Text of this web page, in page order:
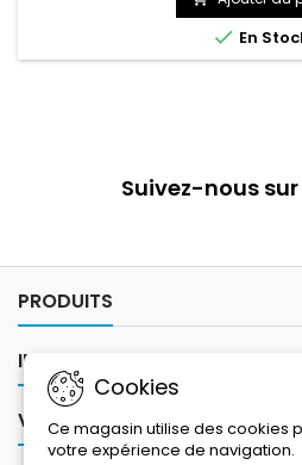
 En
Suivez-nous
PRODUITS
INFORMATIONS
VOTRE COMPTE
Cookies
Ce magasin utilise des cookies
votre expérience de navigation.